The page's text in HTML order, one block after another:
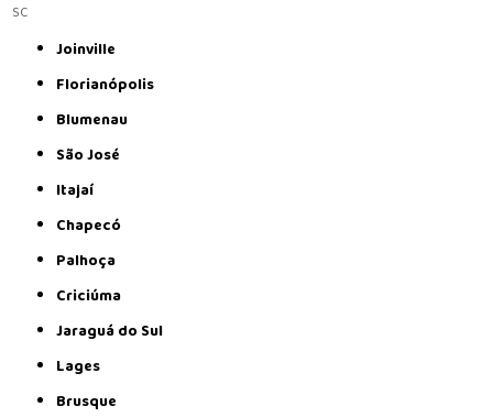
SC
Joinville
Florianópolis
Blumenau
São José
Itajaí
Chapecó
Palhoça
Criciúma
Jaraguá do Sul
Lages
Brusque